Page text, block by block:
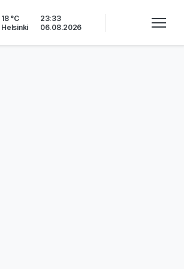
18 °C
Helsinki
23:33
06.08.2026